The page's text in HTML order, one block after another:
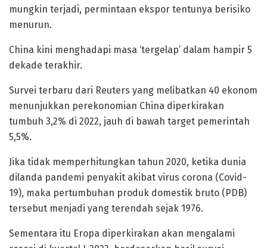
mungkin terjadi, permintaan ekspor tentunya berisiko
menurun.
China kini menghadapi masa ‘tergelap’ dalam hampir 5
dekade terakhir.
Survei terbaru dari Reuters yang melibatkan 40 ekonom
menunjukkan perekonomian China diperkirakan
tumbuh 3,2% di 2022, jauh di bawah target pemerintah
5,5%.
Jika tidak memperhitungkan tahun 2020, ketika dunia
dilanda pandemi penyakit akibat virus corona (Covid-
19), maka pertumbuhan produk domestik bruto (PDB)
tersebut menjadi yang terendah sejak 1976.
Sementara itu Eropa diperkirakan akan mengalami